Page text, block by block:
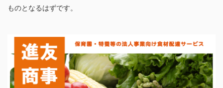
ものとなるはずです。